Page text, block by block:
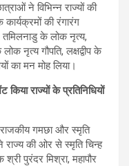
ने विभिन्न राज्यों की
की रंगारंग
तमिलनाडु के लोक नृत्य,
नृत्य गौपति, लक्षद्वीप के
का मन मोह लिया।
राज्यों के प्रतिनिधियों
राजकीय गमछा और स्मृति
राज्य की ओर से स्मृति चिन्ह
पुरंदर मिश्रा, महापौर